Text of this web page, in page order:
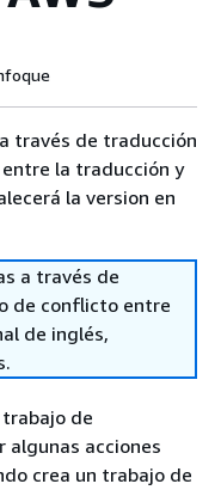
través de traducción
la traducción y
la version en
a través de
de conflicto entre
de inglés,
de
algunas acciones
crea un trabajo de